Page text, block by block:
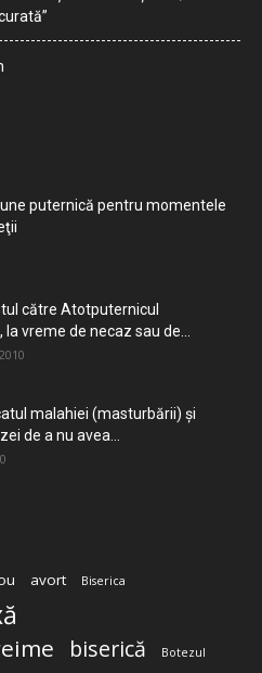
puternică pentru momentele
către Atotputernicul
la vreme de necaz sau de...
malahiei (masturbării) şi
de a nu avea...
avort Biserica
biserică Botezul